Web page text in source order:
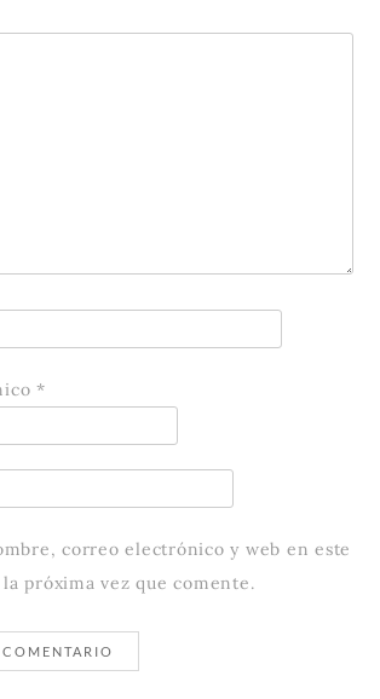
*
correo electrónico y web en este
próxima vez que comente.